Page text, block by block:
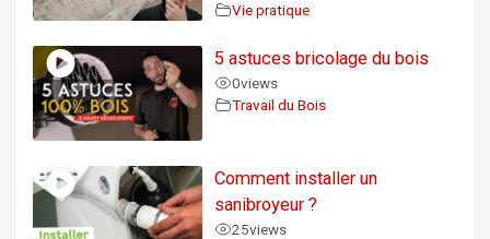
Vie pratique
5 astuces bricolage du bois
0views
Travail du Bois
Comment installer un
sanibroyeur ?
25views